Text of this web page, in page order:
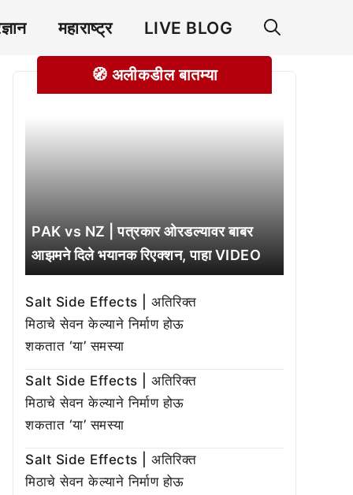
महाराष्ट्र LIVE BLOG
🧭 अलीकडील बातम्या
PAK vs NZ | पत्रकार ओरडल्यावर बाबर
आझमने दिले भयानक रिएक्शन, पाहा VIDEO
Salt Side Effects | अतिरिक्त
मिठाचे सेवन केल्याने निर्माण होऊ
शकतात ‘या’ समस्या
Salt Side Effects | अतिरिक्त
मिठाचे सेवन केल्याने निर्माण होऊ
शकतात ‘या’ समस्या
Salt Side Effects | अतिरिक्त
मिठाचे सेवन केल्याने निर्माण होऊ